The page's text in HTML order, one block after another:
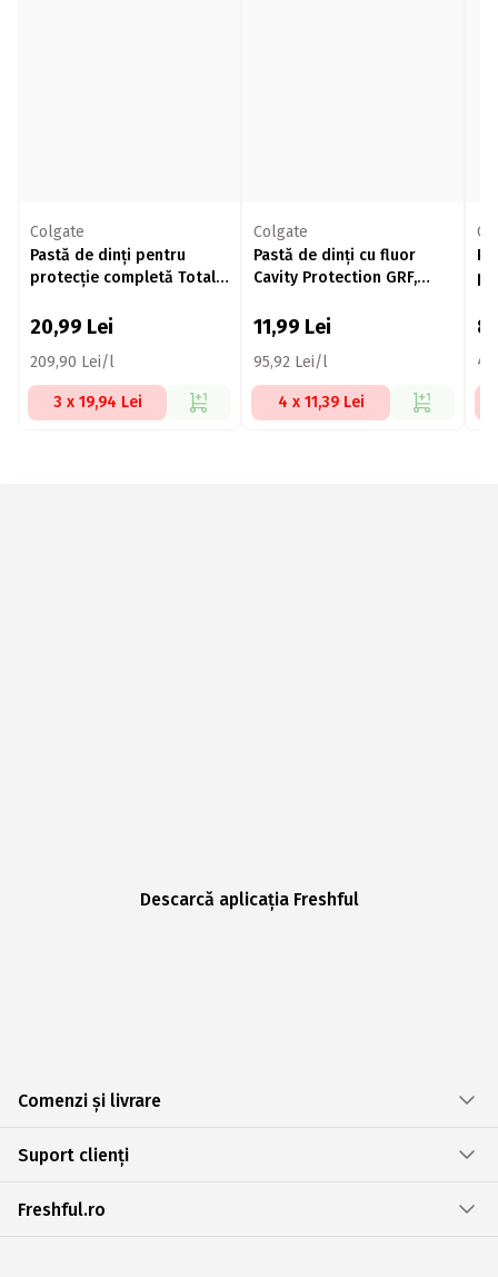
Colgate
Pastă de dinți pentru
protecție completă Total
20,99 Lei
209,90 Lei/l
3 x 19,94 Lei
Colgate
Pastă de dinți cu fluor
Cavity Protection GRF,
11,99 Lei
95,92 Lei/l
4 x 11,39 Lei
Descarcă aplicația Freshful
Comenzi și livrare
Suport clienți
Freshful.ro